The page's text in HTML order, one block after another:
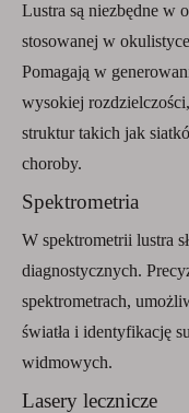
Lustra są niezbędne w
stosowanej w
Pomagają w
wysokiej
struktur takich jak
choroby.
Spektrometria
W spektrometrii lustra
diagnostycznych.
spektrometrach,
światła i identyfikację
widmowych.
Lasery lecznicze